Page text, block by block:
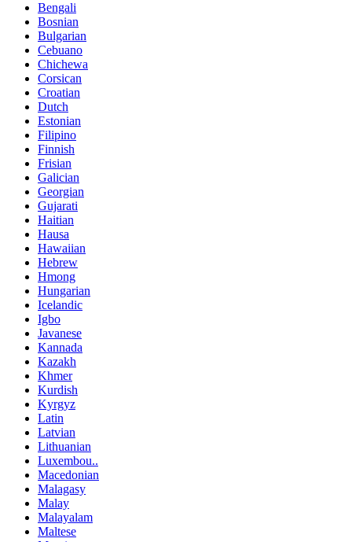
Bengali
Bosnian
Bulgarian
Cebuano
Chichewa
Corsican
Croatian
Dutch
Estonian
Filipino
Finnish
Frisian
Galician
Georgian
Gujarati
Haitian
Hausa
Hawaiian
Hebrew
Hmong
Hungarian
Icelandic
Igbo
Javanese
Kannada
Kazakh
Khmer
Kurdish
Kyrgyz
Latin
Latvian
Lithuanian
Luxembou..
Macedonian
Malagasy
Malay
Malayalam
Maltese